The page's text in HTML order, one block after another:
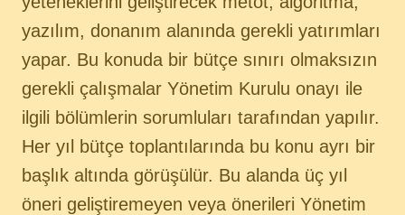
yazılım, donanım alanında gerekli yatırımları
yapar. Bu konuda bir bütçe sınırı olmaksızın
gerekli çalışmalar Yönetim Kurulu onayı ile
ilgili bölümlerin sorumluları tarafından yapılır.
Her yıl bütçe toplantılarında bu konu ayrı bir
başlık altında görüşülür. Bu alanda üç yıl
öneri geliştiremeyen veya önerileri Yönetim